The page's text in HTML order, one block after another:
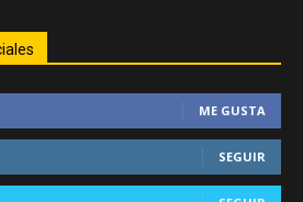
ME GUSTA
SEGUIR